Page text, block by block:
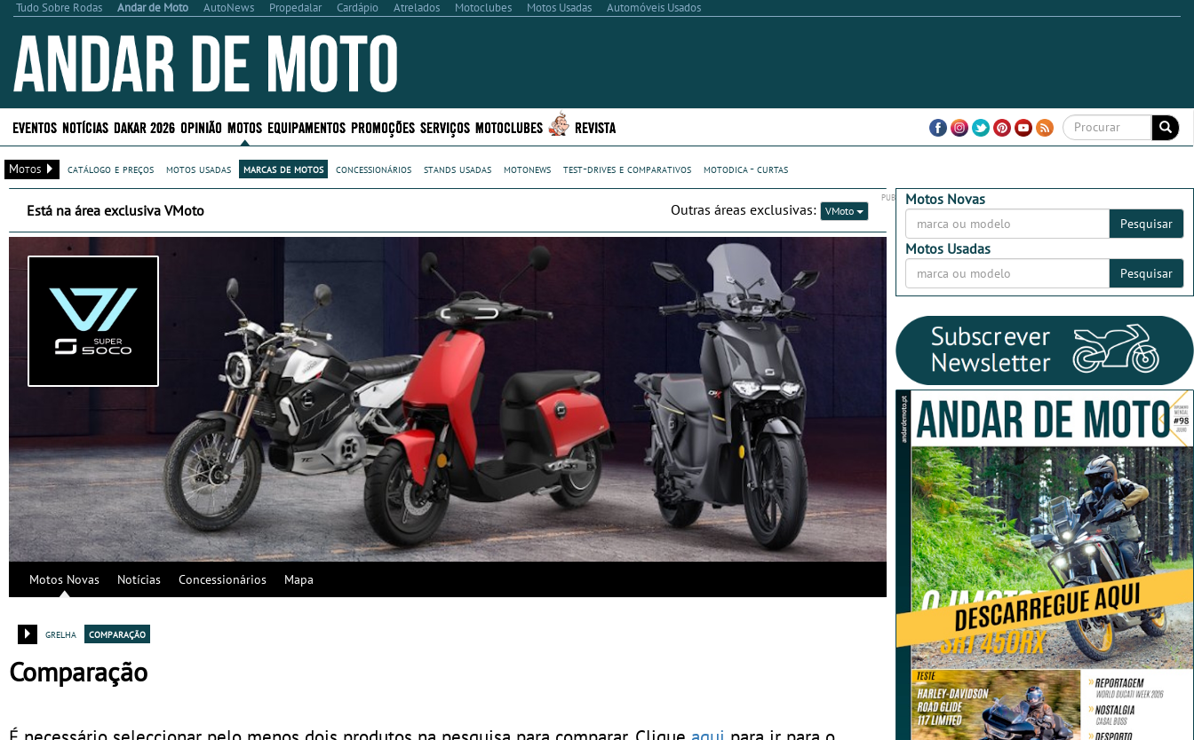
Tudo Sobre Rodas Andar de Moto AutoNews Propedalar Cardápio Atrelados Motoclubes Motos Usadas Automóveis Usados
EVENTOS NOTÍCIAS DAKAR 2026 OPINIÃO MOTOS EQUIPAMENTOS PROMOÇÕES SERVIÇOS MOTOCLUBES REVISTA
Motos catálogo e preços motos usadas marcas de motos concessionários stands usadas motonews test-drives e comparativos motodica - curtas
Outras áreas exclusivas: VMoto
Está na área exclusiva VMoto
Motos Novas Notícias Concessionários Mapa
grelha comparação
Comparação
Motos Novas
Pesquisar
Motos Usadas
Pesquisar